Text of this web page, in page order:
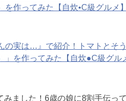
を作ってみた【自炊•C級グルメ】
の実は…』で紹介！トマトとそ
」を作ってみた【自炊●C級グル
みました！6歳の娘に8割手伝っ